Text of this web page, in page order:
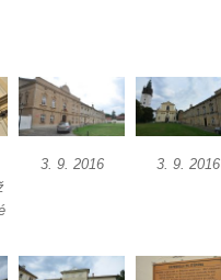
cesta Římov – XIII. kaple – U
(U Kaifáše)
cesta Římov – XI. kaple – Ježíš
tupen
cesta Římov – X. kaple – U
cesta Římov – IX. kaple – U
3. 9. 2016 3. 9. 2016